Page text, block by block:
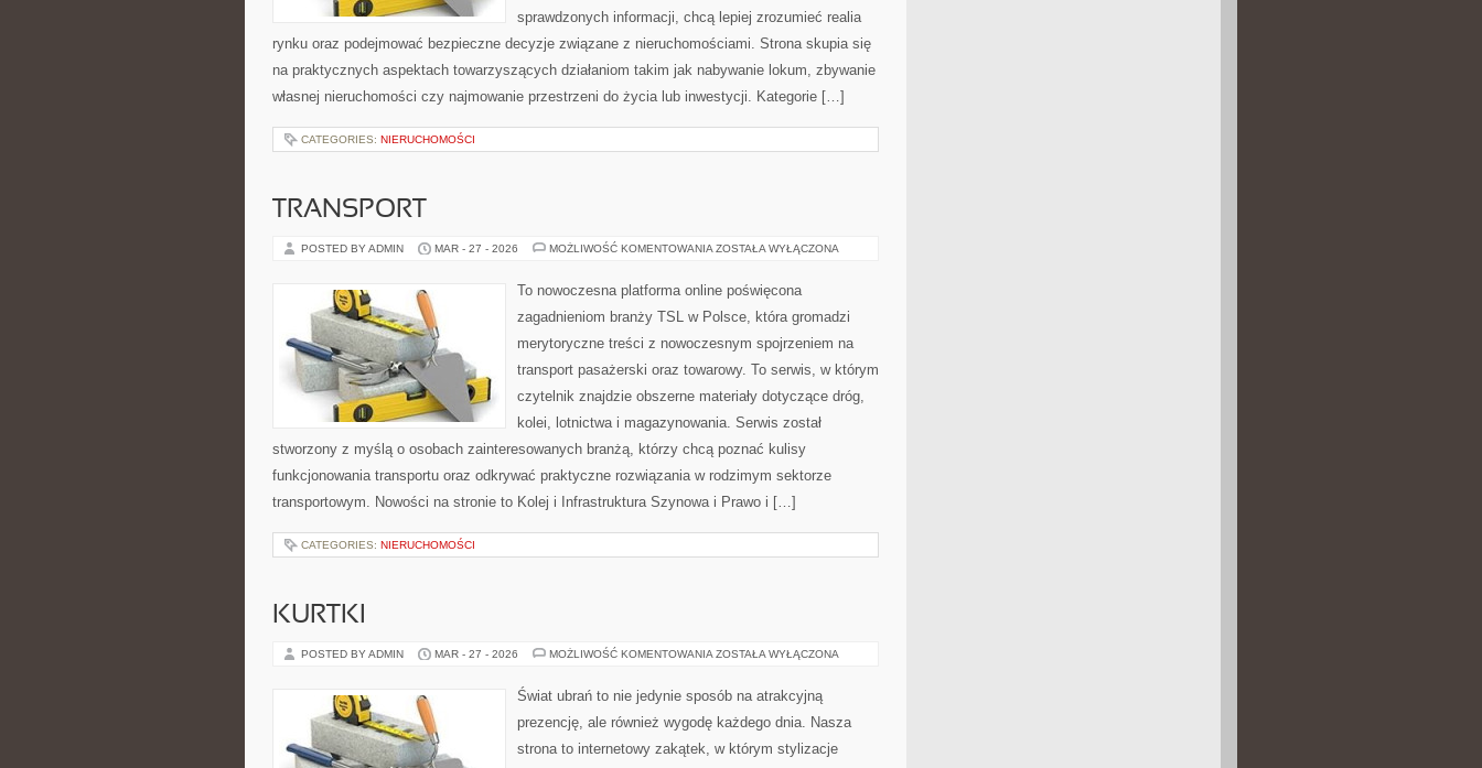
sprawdzonych informacji, chcą lepiej zrozumieć realia
rynku oraz podejmować bezpieczne decyzje związane z nieruchomościami. Strona skupia się
na praktycznych aspektach towarzyszących działaniom takim jak nabywanie lokum, zbywanie
własnej nieruchomości czy najmowanie przestrzeni do życia lub inwestycji. Kategorie […]
CATEGORIES: NIERUCHOMOŚCI
TRANSPORT
POSTED BY ADMIN MAR - 27 - 2026 MOŻLIWOŚĆ KOMENTOWANIA TRANSPORT
ZOSTAŁA WYŁĄCZONA
To nowoczesna platforma online poświęcona
zagadnieniom branży TSL w Polsce, która gromadzi
merytoryczne treści z nowoczesnym spojrzeniem na
transport pasażerski oraz towarowy. To serwis, w którym
czytelnik znajdzie obszerne materiały dotyczące dróg,
kolei, lotnictwa i magazynowania. Serwis został
stworzony z myślą o osobach zainteresowanych branżą, którzy chcą poznać kulisy
funkcjonowania transportu oraz odkrywać praktyczne rozwiązania w rodzimym sektorze
transportowym. Nowości na stronie to Kolej i Infrastruktura Szynowa i Prawo i […]
CATEGORIES: NIERUCHOMOŚCI
KURTKI
POSTED BY ADMIN MAR - 27 - 2026 MOŻLIWOŚĆ KOMENTOWANIA KURTKI
ZOSTAŁA WYŁĄCZONA
Świat ubrań to nie jedynie sposób na atrakcyjną
prezencję, ale również wygodę każdego dnia. Nasza
strona to internetowy zakątek, w którym stylizacje